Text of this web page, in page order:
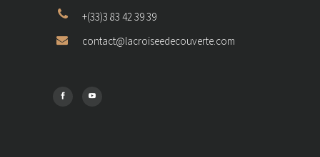
+(33)3 83 42 39 39
contact@lacroiseedecouverte.com